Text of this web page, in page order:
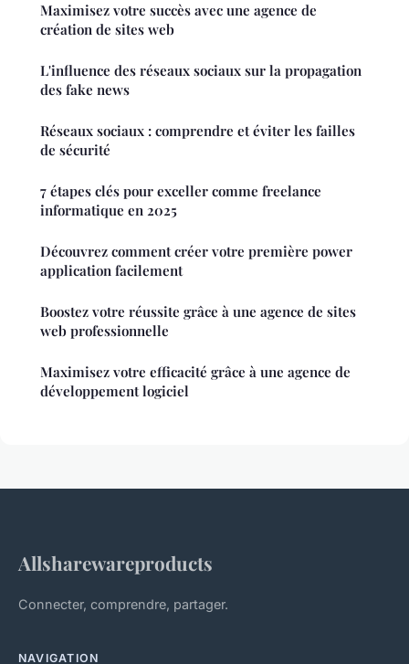
Maximisez votre succès avec une agence de
création de sites web
L'influence des réseaux sociaux sur la propagation
des fake news
Réseaux sociaux : comprendre et éviter les failles
de sécurité
7 étapes clés pour exceller comme freelance
informatique en 2025
Découvrez comment créer votre première power
application facilement
Boostez votre réussite grâce à une agence de sites
web professionnelle
Maximisez votre efficacité grâce à une agence de
développement logiciel
Allsharewareproducts
Connecter, comprendre, partager.
NAVIGATION